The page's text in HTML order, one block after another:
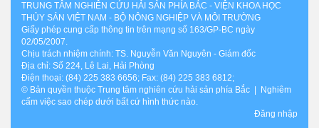
TRUNG TÂM NGHIÊN CỨU HẢI SẢN PHÍA BẮC - VIỆN KHOA HỌC
THỦY SẢN VIỆT NAM - BỘ NÔNG NGHIỆP VÀ MÔI TRƯỜNG
Giấy phép cung cấp thông tin trên mạng số 163/GP-BC ngày
02/05/2007.
Chịu trách nhiệm chính: TS. Nguyễn Văn Nguyên - Giám đốc
Địa chỉ: Số 224, Lê Lai, Hải Phòng
Điện thoại: (84) 225 383 6656; Fax: (84) 225 383 6812;
© Bản quyền thuộc Trung tâm nghiên cứu hải sản phía Bắc | Nghiêm
cấm việc sao chép dưới bất cứ hình thức nào.
Đăng nhập